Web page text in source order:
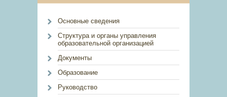
Основные сведения
Структура и органы управления
образовательной организацией
Документы
Образование
Руководство